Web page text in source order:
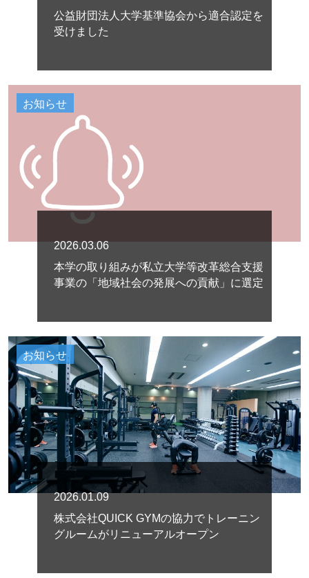
公益財団法人大学基準協会から適合認定を
受けました
お知らせ
2026.03.06
本学の取り組みが私立大学等改革総合支援
事業の「地域社会の発展への貢献」に選定
お知らせ
2026.01.09
株式会社QUICK GYMの協力でトレーニン
グルームがリニューアルオープン